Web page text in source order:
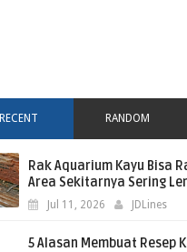
RECENT RANDOM
Rak Aquarium Kayu Bisa
Area Sekitarnya Sering
Jul 11, 2026 JDLines
5 Alasan Membuat Resep